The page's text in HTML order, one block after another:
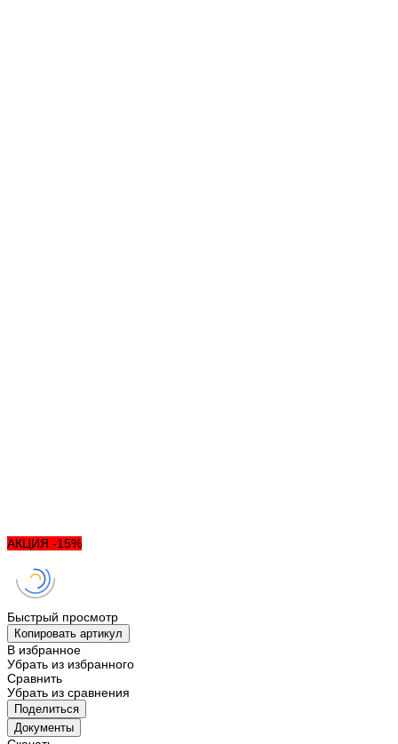
АКЦИЯ -15%
Быстрый просмотр
Копировать артикул
В избранное
Убрать из избранного
Сравнить
Убрать из сравнения
Поделиться
Документы